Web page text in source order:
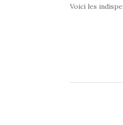
Voici les